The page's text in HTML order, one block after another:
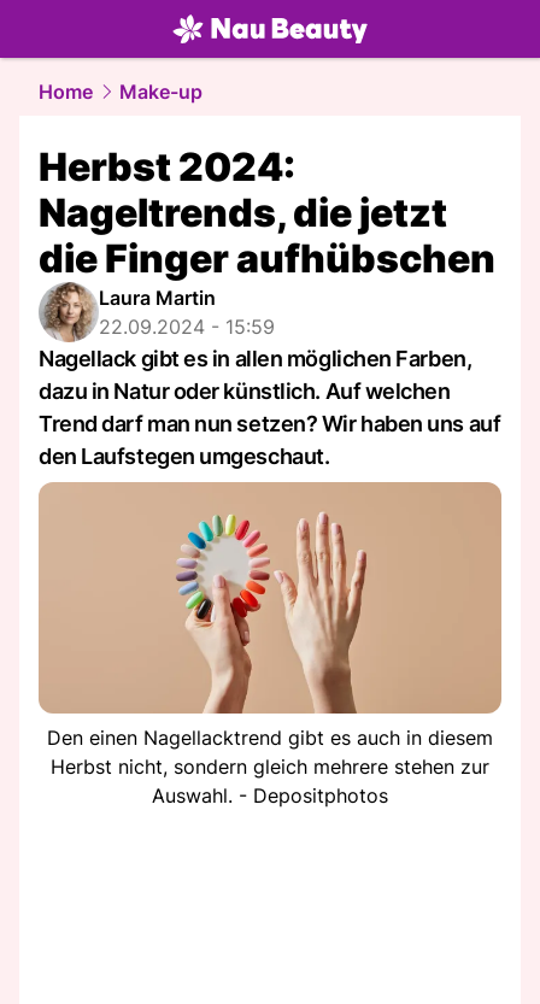
beauty.NAU.ch
Home Make-up
Herbst 2024:
Nageltrends, die jetzt
die Finger aufhübschen
Laura Martin
22.09.2024 - 15:59
Nagellack gibt es in allen möglichen Farben,
dazu in Natur oder künstlich. Auf welchen
Trend darf man nun setzen? Wir haben uns auf
den Laufstegen umgeschaut.
Den einen Nagellacktrend gibt es auch in diesem
Herbst nicht, sondern gleich mehrere stehen zur
Auswahl. - Depositphotos